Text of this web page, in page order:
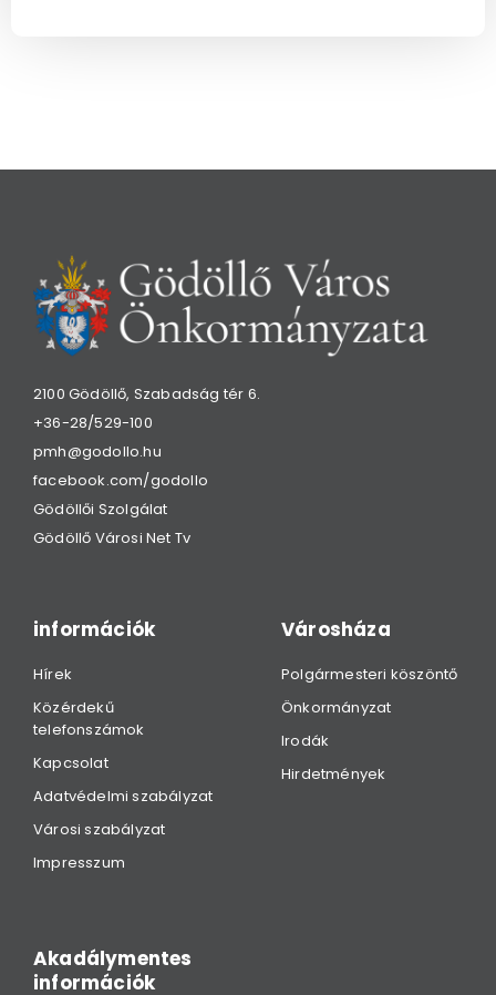
2100 Gödöllő, Szabadság tér 6.
+36-28/529-100
pmh@godollo.hu
facebook.com/godollo
Gödöllői Szolgálat
Gödöllő Városi Net Tv
információk
Hírek
Közérdekű
telefonszámok
Kapcsolat
Adatvédelmi szabályzat
Városi szabályzat
Impresszum
Városháza
Polgármesteri köszöntő
Önkormányzat
Irodák
Hirdetmények
Akadálymentes
információk